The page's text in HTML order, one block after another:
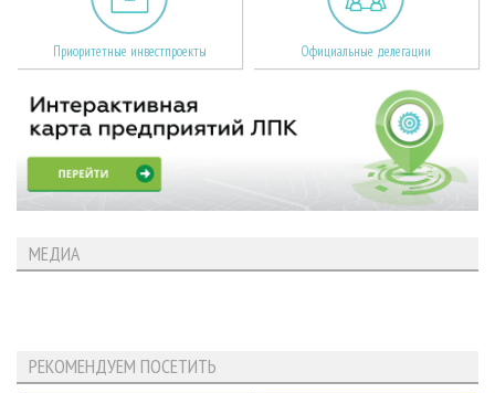
Приоритетные инвестпроекты Официальные делегации
МЕДИА
РЕКОМЕНДУЕМ ПОСЕТИТЬ